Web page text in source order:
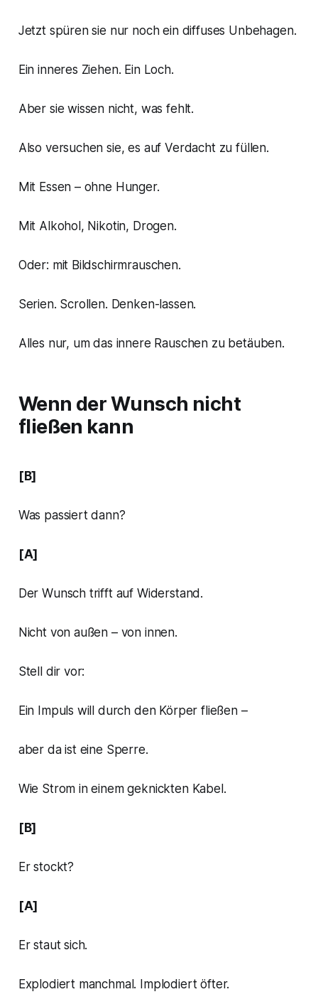
Jetzt spüren sie nur noch ein diffuses Unbehagen.
Ein inneres Ziehen. Ein Loch.
Aber sie wissen nicht, was fehlt.
Also versuchen sie, es auf Verdacht zu füllen.
Mit Essen – ohne Hunger.
Mit Alkohol, Nikotin, Drogen.
Oder: mit Bildschirmrauschen.
Serien. Scrollen. Denken-lassen.
Alles nur, um das innere Rauschen zu betäuben.
Wenn der Wunsch nicht
fließen kann
[B]
Was passiert dann?
[A]
Der Wunsch trifft auf Widerstand.
Nicht von außen – von innen.
Stell dir vor:
Ein Impuls will durch den Körper fließen –
aber da ist eine Sperre.
Wie Strom in einem geknickten Kabel.
[B]
Er stockt?
[A]
Er staut sich.
Explodiert manchmal. Implodiert öfter.